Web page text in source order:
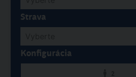
Strava
Konfigurácia